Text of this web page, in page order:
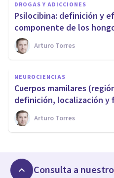
DROGAS Y ADICCIONES
Psilocibina: definición y
componente de los
Arturo Torres
NEUROCIENCIAS
Cuerpos mamilares
definición, localización y
Arturo Torres
Consulta a